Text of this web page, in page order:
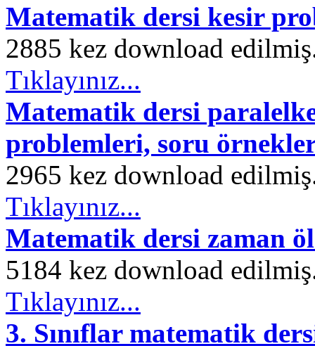
Matematik dersi kesir
2885 kez download
Tıklayınız...
Matematik dersi
problemleri, soru
2965 kez download
Tıklayınız...
Matematik dersi zaman
5184 kez download
Tıklayınız...
3. Sınıflar matematik